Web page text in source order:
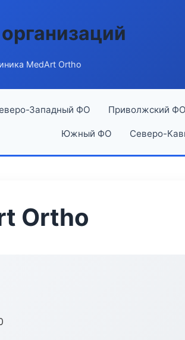
MedArt Ortho
Западный ФО Приволжский ФО
Южный ФО Северо-
Ortho